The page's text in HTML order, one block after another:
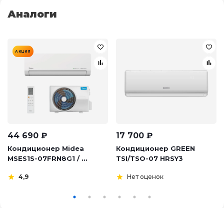
Аналоги
АКЦИЯ
44 690 ₽
Кондиционер Midea
MSES1S-07FRN8G1 / ...
4,9
17 700 ₽
Кондиционер GREEN
TSI/TSO-07 HRSY3
Нет оценок